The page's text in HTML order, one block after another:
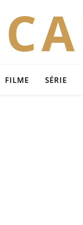
FILME SÉRIE